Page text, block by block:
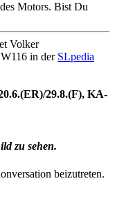
Motors. Bist Du
Volker
in der SLpedia
29.8.(F), KA-
zu sehen.
beizutreten.